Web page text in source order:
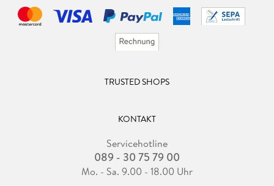
TRUSTED SHOPS
KONTAKT
Servicehotline
089 - 30 75 79 00
Mo. - Sa. 9.00 - 18.00 Uhr